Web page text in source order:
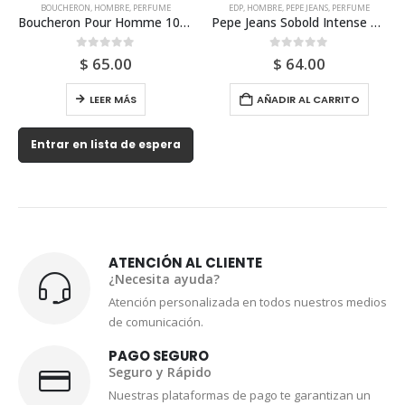
HOMBRE,PERFUME
Boucheron Pour Homme 100ml Edp Para Hombre
lista de espera
EDP,HOMBRE PEPE JEANS, PERFUME
Pepe Jeans Sobold Intense Edp 100ml Tester Para Hombre
AÑADIR AL CARRITO
ANTONIO
ATENCIÓN AL CLIENTE
¿Necesita ayuda?
Atención personalizada en todos nuestros medios
de comunicación.
PAGO SEGURO
Seguro y Rápido
Nuestras plataformas de pago te garantizan un